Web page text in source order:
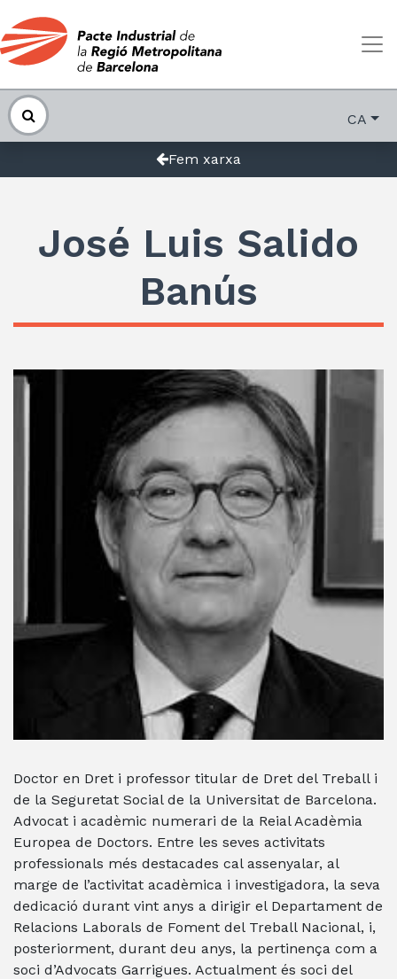
CA
Fem xarxa
José Luis Salido
Banús
Doctor en Dret i professor titular de Dret del Treball i
de la Seguretat Social de la Universitat de Barcelona.
Advocat i acadèmic numerari de la Reial Acadèmia
Europea de Doctors. Entre les seves activitats
professionals més destacades cal assenyalar, al
marge de l’activitat acadèmica i investigadora, la seva
dedicació durant vint anys a dirigir el Departament de
Relacions Laborals de Foment del Treball Nacional, i,
posteriorment, durant deu anys, la pertinença com a
soci d’Advocats Garrigues. Actualment és soci del